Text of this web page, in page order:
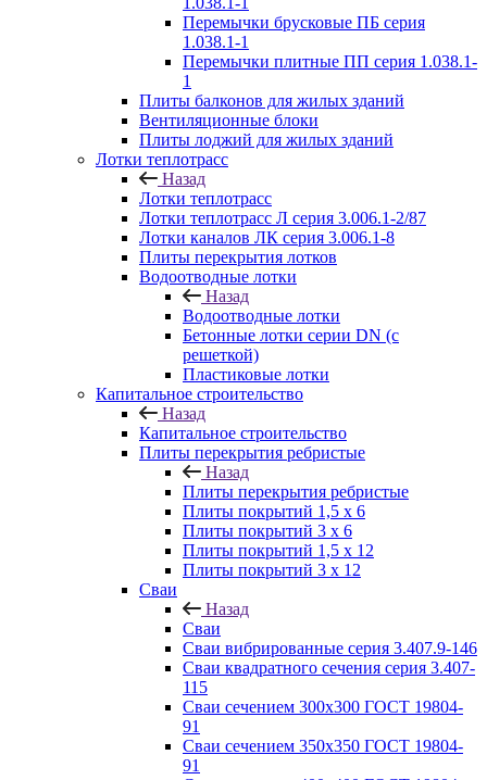
Перемычки брусковые ПБ серия
1.038.1-1
Перемычки плитные ПП серия 1.038.1-
1
Плиты балконов для жилых зданий
Вентиляционные блоки
Плиты лоджий для жилых зданий
Лотки теплотрасс
Назад
Лотки теплотрасс
Лотки теплотрасс Л серия 3.006.1-2/87
Лотки каналов ЛК серия 3.006.1-8
Плиты перекрытия лотков
Водоотводные лотки
Назад
Водоотводные лотки
Бетонные лотки серии DN (с
решеткой)
Пластиковые лотки
Капитальное строительство
Назад
Капитальное строительство
Плиты перекрытия ребристые
Назад
Плиты перекрытия ребристые
Плиты покрытий 1,5 x 6
Плиты покрытий 3 x 6
Плиты покрытий 1,5 x 12
Плиты покрытий 3 x 12
Сваи
Назад
Сваи
Сваи вибрированные серия 3.407.9-146
Сваи квадратного сечения серия 3.407-
115
Сваи сечением 300х300 ГОСТ 19804-
91
Сваи сечением 350х350 ГОСТ 19804-
91